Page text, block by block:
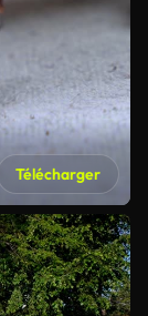
Télécharger